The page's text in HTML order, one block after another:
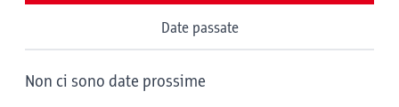
Date passate
Non ci sono date prossime